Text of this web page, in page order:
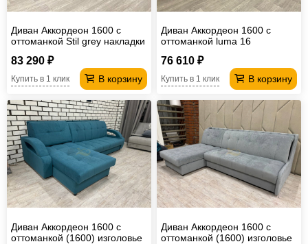
Диван Аккордеон 1600 с
оттоманкой Stil grey накладки
83 290 ₽
В корзину
Купить в 1 клик
Диван Аккордеон 1600 с
оттоманкой luma 16
76 610 ₽
В корзину
Купить в 1 клик
Диван Аккордеон 1600 с
оттоманкой (1600) изголовье
Диван Аккордеон 1600 с
оттоманкой (1600) изголовье